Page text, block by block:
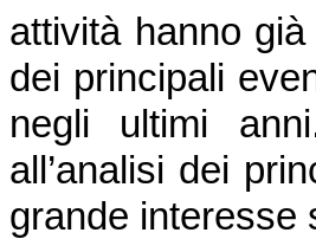
attività hanno
dei principali
negli ultimi
all’analisi dei
grande interesse